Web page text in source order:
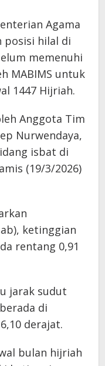
Agama
posisi hilal di
memenuhi
MABIMS untuk
1447 Hijriah.
Anggota Tim
Nurwendaya,
isbat di
(19/3/2026)
ketinggian
rentang 0,91
jarak sudut
di
derajat.
bulan hijriah